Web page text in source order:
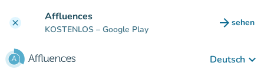
clear Affluences
KOSTENLOS – Google Play arrow_forward sehen
(new
Deutsch keyboard_arrow_down